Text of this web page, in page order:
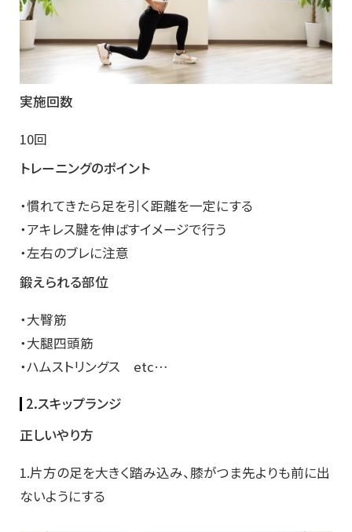
実施回数
10回
トレーニングのポイント
・慣れてきたら足を引く距離を一定にする
・アキレス腱を伸ばすイメージで行う
・左右のブレに注意
鍛えられる部位
・大臀筋
・大腿四頭筋
・ハムストリングス etc…
2.スキップランジ
正しいやり方
1.片方の足を大きく踏み込み、膝がつま先よりも前に出
ないようにする